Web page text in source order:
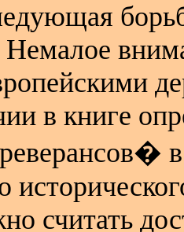
Немалое
в книге
в
считать